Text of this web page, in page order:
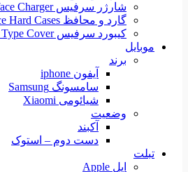
شارژر سرفیس Surface Charger
گارد و محافظ Surface Hard Cases
کیبورد سرفیس Surface Pro Type Cover
موبایل
برند
آیفون iphone
سامسونگ Samsung
شیائومی Xiaomi
وضعیت
آکبند
دست دوم – استوک
تبلت
اپل Apple